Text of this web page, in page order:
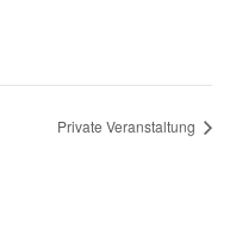
Private Veranstaltung